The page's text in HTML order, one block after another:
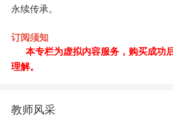
永续传承。
订阅须知
本专栏为虚拟内容服务，购买成功
理解。
教师风采